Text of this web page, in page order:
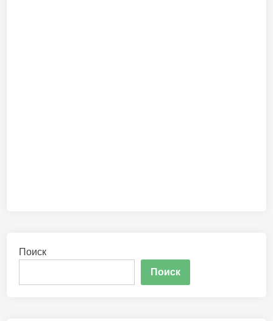
Поиск
Поиск